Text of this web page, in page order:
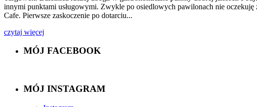
innymi punktami usługowymi. Zwykle po osiedlowych pawilonach nie
Cafe. Pierwsze zaskoczenie po dotarciu...
czytaj więcej
MÓJ FACEBOOK
MÓJ INSTAGRAM